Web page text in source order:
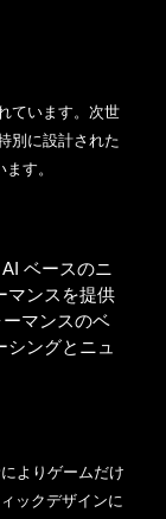
ています。次世
別に設計された
す。
ベースのニ
マンスを提供
マンスのベ
ングとニュ
よりゲームだけ
ックデザインに